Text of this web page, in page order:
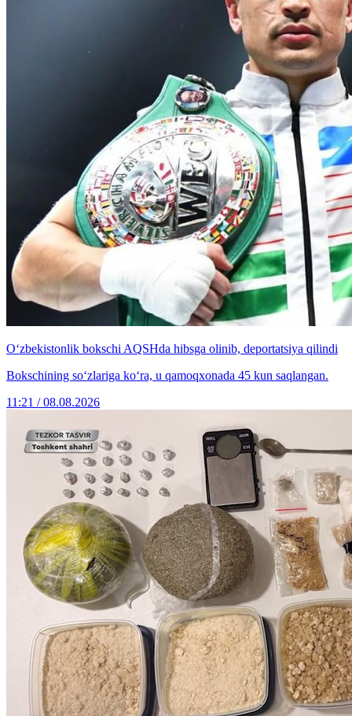
O‘zbekistonlik bokschi AQSHda hibsga olinib, deportatsiya qilindi
Bokschining so‘zlariga ko‘ra, u qamoqxonada 45 kun saqlangan.
11:21 / 08.08.2026